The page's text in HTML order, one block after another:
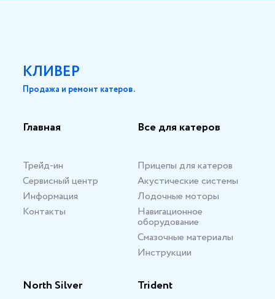
КЛИВЕР
Продажа и ремонт катеров.
Главная
Трейд-ин
Сервисный центр
Информация
Контакты
Все для катеров
Прицепы для катеров
Акустические системы
Лодочные моторы
Навигационное
оборудование
Смазочные материалы
Инструкции
North Silver Trident